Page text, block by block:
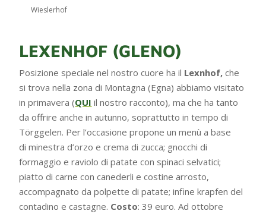
Wieslerhof
LEXENHOF (GLENO)
Posizione speciale nel nostro cuore ha il Lexnhof, che
si trova nella zona di Montagna (Egna) abbiamo visitato
in primavera (QUI il nostro racconto), ma che ha tanto
da offrire anche in autunno, soprattutto in tempo di
Törggelen. Per l’occasione propone un menù a base
di minestra d’orzo e crema di zucca; gnocchi di
formaggio e raviolo di patate con spinaci selvatici;
piatto di carne con canederli e costine arrosto,
accompagnato da polpette di patate; infine krapfen del
contadino e castagne. Costo: 39 euro. Ad ottobre